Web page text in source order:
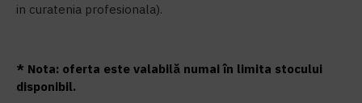
in curatenia profesionala).
* Nota: oferta este valabilă numai în limita stocului
disponibil.